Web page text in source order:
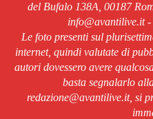
del Bufalo 138A, 00187
info@avantilive.it
Le foto presenti sul
internet, quindi valutate di
autori dovessero avere
basta segnalarlo
redazione@avantilive.it, si